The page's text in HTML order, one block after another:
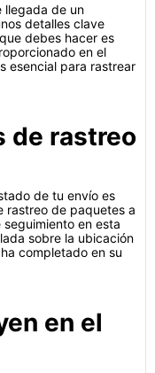
llegada de un
detalles clave
debes hacer es
en el
esencial para rastrear
de rastreo
de tu envío es
rastreo de paquetes a
en esta
sobre la ubicación
completado en su
en el